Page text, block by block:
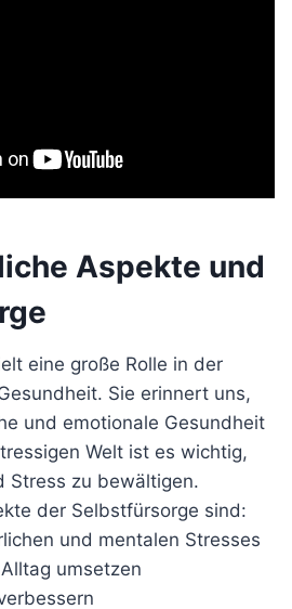
Aspekte und
eine große Rolle in der
Sie erinnert uns,
und emotionale Gesundheit
Welt ist es wichtig,
Stress zu bewältigen.
der Selbstfürsorge sind:
und mentalen Stresses
umsetzen